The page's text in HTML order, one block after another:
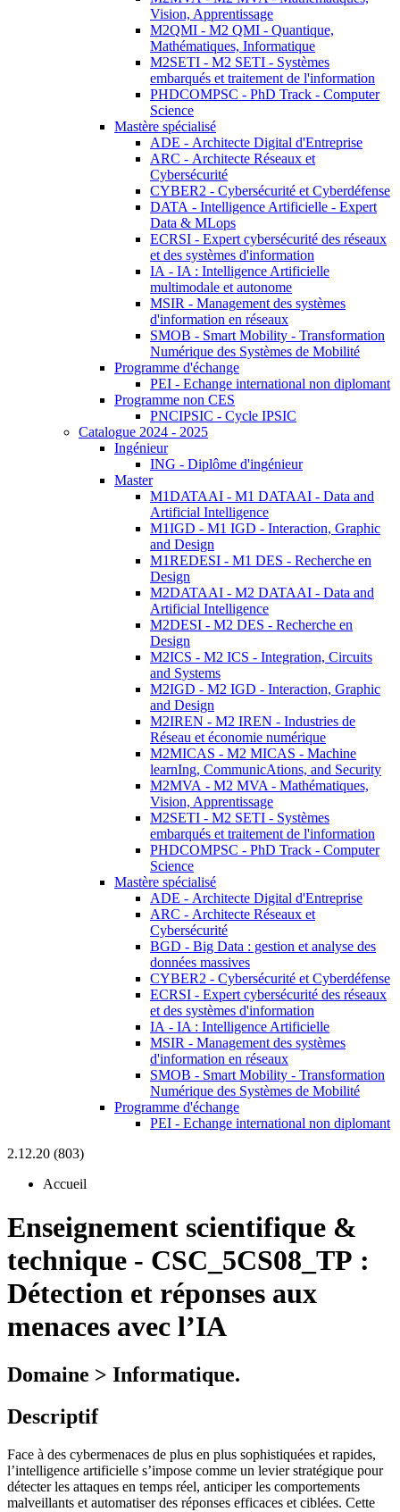
Vision, Apprentissage
M2QMI - M2 QMI - Quantique,
Mathématiques, Informatique
M2SETI - M2 SETI - Systèmes
embarqués et traitement de l'information
PHDCOMPSC - PhD Track - Computer
Science
Mastère spécialisé
ADE - Architecte Digital d'Entreprise
ARC - Architecte Réseaux et
Cybersécurité
CYBER2 - Cybersécurité et Cyberdéfense
DATA - Intelligence Artificielle - Expert
Data & MLops
ECRSI - Expert cybersécurité des réseaux
et des systèmes d'information
IA - IA : Intelligence Artificielle
multimodale et autonome
MSIR - Management des systèmes
d'information en réseaux
SMOB - Smart Mobility - Transformation
Numérique des Systèmes de Mobilité
Programme d'échange
PEI - Echange international non diplomant
Programme non CES
PNCIPSIC - Cycle IPSIC
Catalogue 2024 - 2025
Ingénieur
ING - Diplôme d'ingénieur
Master
M1DATAAI - M1 DATAAI - Data and
Artificial Intelligence
M1IGD - M1 IGD - Interaction, Graphic
and Design
M1REDESI - M1 DES - Recherche en
Design
M2DATAAI - M2 DATAAI - Data and
Artificial Intelligence
M2DESI - M2 DES - Recherche en
Design
M2ICS - M2 ICS - Integration, Circuits
and Systems
M2IGD - M2 IGD - Interaction, Graphic
and Design
M2IREN - M2 IREN - Industries de
Réseau et économie numérique
M2MICAS - M2 MICAS - Machine
learnIng, CommunicAtions, and Security
M2MVA - M2 MVA - Mathématiques,
Vision, Apprentissage
M2SETI - M2 SETI - Systèmes
embarqués et traitement de l'information
PHDCOMPSC - PhD Track - Computer
Science
Mastère spécialisé
ADE - Architecte Digital d'Entreprise
ARC - Architecte Réseaux et
Cybersécurité
BGD - Big Data : gestion et analyse des
données massives
CYBER2 - Cybersécurité et Cyberdéfense
ECRSI - Expert cybersécurité des réseaux
et des systèmes d'information
IA - IA : Intelligence Artificielle
MSIR - Management des systèmes
d'information en réseaux
SMOB - Smart Mobility - Transformation
Numérique des Systèmes de Mobilité
Programme d'échange
PEI - Echange international non diplomant
2.12.20 (803)
Accueil
Enseignement scientifique &
technique - CSC_5CS08_TP :
Détection et réponses aux
menaces avec l’IA
Domaine > Informatique.
Descriptif
Face à des cybermenaces de plus en plus sophistiquées et rapides,
l’intelligence artificielle s’impose comme un levier stratégique pour
détecter les attaques en temps réel, anticiper les comportements
malveillants et automatiser des réponses efficaces et ciblées. Cette